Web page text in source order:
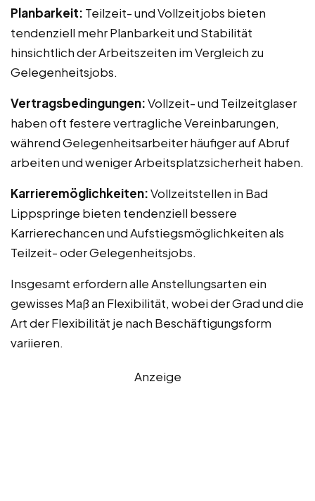
Planbarkeit: Teilzeit- und Vollzeitjobs bieten
tendenziell mehr Planbarkeit und Stabilität
hinsichtlich der Arbeitszeiten im Vergleich zu
Gelegenheitsjobs.
Vertragsbedingungen:Vollzeit- und Teilzeitglaser
haben oft festere vertragliche Vereinbarungen,
während Gelegenheitsarbeiter häufiger auf Abruf
arbeiten und weniger Arbeitsplatzsicherheit haben.
Karrieremöglichkeiten:Vollzeitstellen in Bad
Lippspringe bieten tendenziell bessere
Karrierechancen und Aufstiegsmöglichkeiten als
Teilzeit- oder Gelegenheitsjobs.
Insgesamt erfordern alle Anstellungsarten ein
gewisses Maß an Flexibilität, wobei der Grad und die
Art der Flexibilität je nach Beschäftigungsform
variieren.
Anzeige